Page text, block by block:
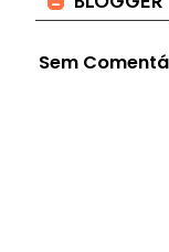
Sem